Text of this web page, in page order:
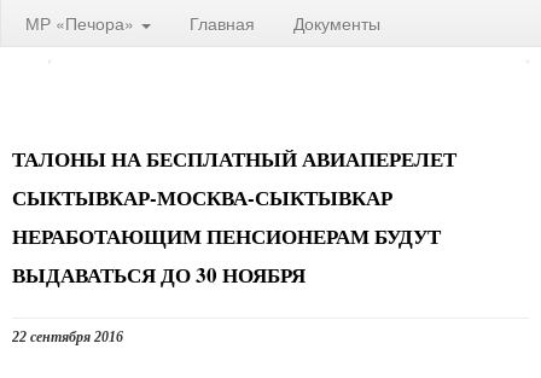
МР «Печора» Главная Документы
ТАЛОНЫ НА БЕСПЛАТНЫЙ АВИАПЕРЕЛЕТ
СЫКТЫВКАР-МОСКВА-СЫКТЫВКАР
НЕРАБОТАЮЩИМ ПЕНСИОНЕРАМ БУДУТ
ВЫДАВАТЬСЯ ДО 30 НОЯБРЯ
22 сентября 2016